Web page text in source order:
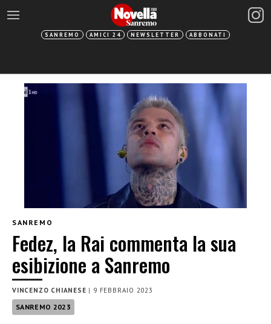
SANREMO AMICI 24 NEWSLETTER ABBONATI
SANREMO
Fedez, la Rai commenta la sua
esibizione a Sanremo
VINCENZO CHIANESE | 9 FEBBRAIO 2023
SANREMO 2023